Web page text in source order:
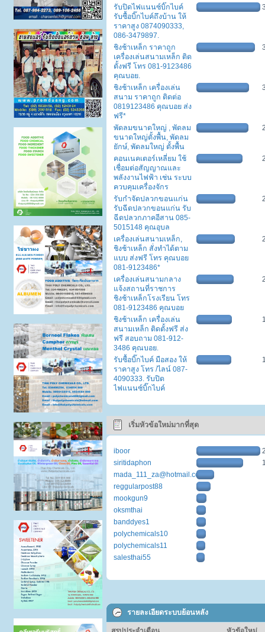
รับปิดไฟแนนซ์บิ๊กไบค์
รับซื้อบิ๊กไบค์ถึงบ้าน ให้
ราคาสูง 0874090333,
086-3479897.
ชิงช้าเหล็ก ราคาถูก
เครื่องเล่นสนามเหล็ก ติด
ตั้งฟรี โทร 081-9123486
คุณบอย.
ชิงช้าเหล็ก เครื่องเล่น
สนาม ราคาถูก ติดต่อ
0819123486 คุณบอย ส่ง
ฟรี*
พัดลมขนาดใหญ่ , พัดลม
ขนาดใหญ่ตั้งพื้น, พัดลม
ยักษ์, พัดลมใหญ่ ตั้งพื้น
คอนเนคเตอร์เหลี่ยม ใช้
เชื่อมต่อสัญญาณและ
พลังงานไฟฟ้า เช่น ระบบ
ควบคุมเครื่องจักร
รับกำจัดปลวกขอนแก่น
รับฉีดปลวกขอนแก่น รับ
ฉีดปลวกภาคอีสาน 085-
5015148 คุณอุบล
เครื่องเล่นสนามเหล็ก,
ชิงช้าเหล็ก สั่งทำได้ตาม
แบบ ส่งฟรี โทร คุณบอย
081-9123486*
เครื่องเล่นสนามกลาง
แจ้งสถานที่ราชการ
ชิงช้าเหล็กโรงเรียน โทร
081-9123486 คุณบอย
ชิงช้าเหล็ก เครื่องเล่น
สนามเหล็ก ติดตั้งฟรี ส่ง
ฟรี สอบถาม 081-912-
3486 คุณบอย.
รับซื้อบิ๊กไบค์ มือสอง ให้
ราคาสูง โทร /ไลน์ 087-
4090333. รับปิด
ไฟแนนซ์บิ๊กไบค์
เริ่มหัวข้อใหม่มากที่สุด
iboor
siritidaphon
mada_111_za@hotmail.com
reggularpost88
mookgun9
oksmthai
banddyes1
polychemicals10
polychemicals11
salesthai55
รายละเอียดระบบย้อนหลัง